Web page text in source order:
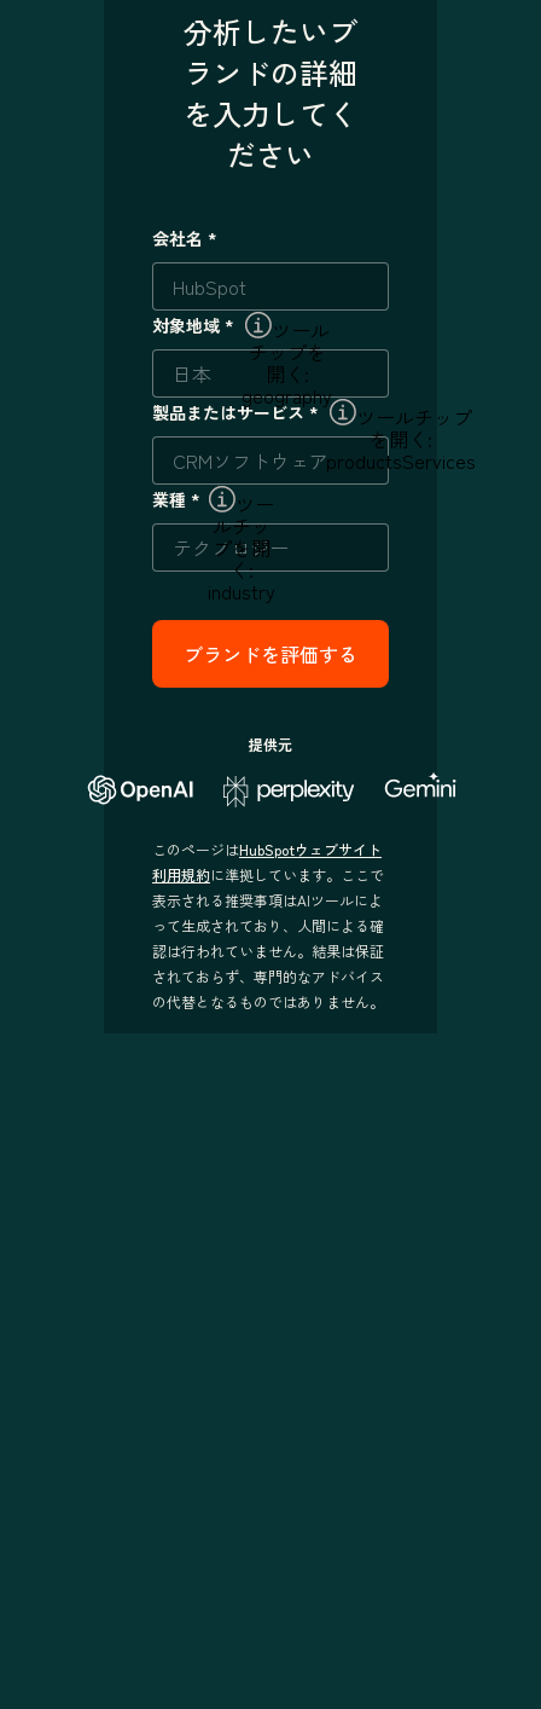
分析したいブ
ランドの詳細
を入力してく
ださい
会社名 *
対象地域 * ツール
チップを
開く:
geography
製品またはサービス * ツールチップ
を開く:
productsServices
業種 * ツー
ルチッ
プを開
く:
industry
提供元
このページはHubSpotウェブサイト
利用規約に準拠しています。ここで
表示される推奨事項はAIツールによ
って生成されており、人間による確
認は行われていません。結果は保証
されておらず、専門的なアドバイス
の代替となるものではありません。